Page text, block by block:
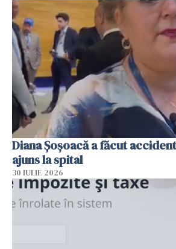
Diana Șoșoacă a făcut
ajuns la spital
30 IULIE 2026